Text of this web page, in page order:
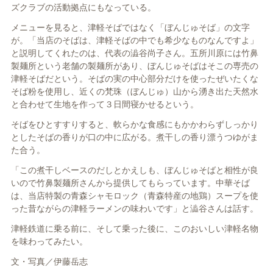
ズクラブの活動拠点にもなっている。
メニューを見ると、津軽そばではなく「ぼんじゅそば」の文字
が。「当店のそばは、津軽そばの中でも希少なものなんですよ」
と説明してくれたのは、代表の澁谷尚子さん。五所川原には竹鼻
製麺所という老舗の製麺所があり、ぼんじゅそばはそこの専売の
津軽そばだという。そばの実の中心部分だけを使ったぜいたくな
そば粉を使用し、近くの梵珠（ぼんじゅ）山から湧き出た天然水
と合わせて生地を作って３日間寝かせるという。
そばをひとすすりすると、軟らかな食感にもかかわらずしっかり
としたそばの香りが口の中に広がる。煮干しの香り漂うつゆがま
た合う。
「この煮干しベースのだしとかえしも、ぼんじゅそばと相性が良
いので竹鼻製麺所さんから提供してもらっています。中華そば
は、当店特製の青森シャモロック（青森特産の地鶏）スープを使
った昔ながらの津軽ラーメンの味わいです」と澁谷さんは話す。
津軽鉄道に乗る前に、そして乗った後に、このおいしい津軽名物
を味わってみたい。
文・写真／伊藤岳志